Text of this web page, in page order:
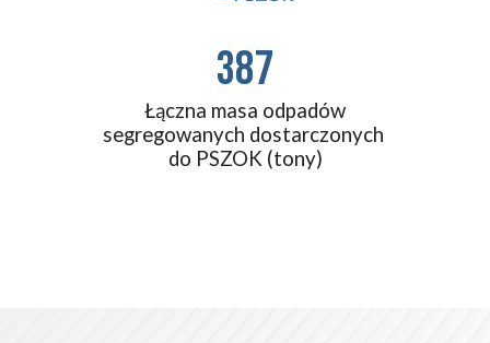
387
Łączna masa odpadów
segregowanych dostarczonych
do PSZOK (tony)